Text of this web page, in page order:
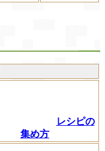
レシピの
集め方